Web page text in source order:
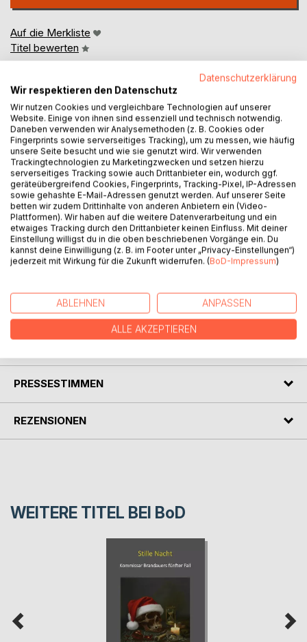
Auf die Merkliste
Titel bewerten
BESCHREIBUNG
Auf der Mülldeponie Niederlehme, östlich von Berlin, wird
die Leiche einer Frau gefunden. Schnell ist klar, dass sie
mit dem Hausmüll aus Bad Freienwalde dorthin gelangt sein
musste, womit der Fall auf dem Schreibtisch von
Kommissar Brandauer landet. Aber wie ist die Frau ums
Leben gekommen. Handelt es sich um einen tragischen
Serientäter um? Denn bereits drei Wochen zuvor fand man
in Berlin eine Leiche im Müll.
PRESSESTIMMEN
REZENSIONEN
WEITERE TITEL BEI BoD
Datenschutzerklärung
Wir respektieren den Datenschutz
Wir nutzen Cookies und vergleichbare Technologien auf unserer
Website. Einige von ihnen sind essenziell und technisch notwendig.
Daneben verwenden wir Analysemethoden (z. B. Cookies oder
Fingerprints sowie serverseitiges Tracking), um zu messen, wie häufig
unsere Seite besucht und wie sie genutzt wird. Wir verwenden
Trackingtechnologien zu Marketingzwecken und setzen hierzu
serverseitiges Tracking sowie auch Drittanbieter ein, wodurch ggf.
geräteübergreifend Cookies, Fingerprints, Tracking-Pixel, IP-Adressen
sowie gehashte E-Mail-Adressen genutzt werden. Auf unserer Seite
betten wir zudem Drittinhalte von anderen Anbietern ein (Video-
Plattformen). Wir haben auf die weitere Datenverarbeitung und ein
etwaiges Tracking durch den Drittanbieter keinen Einfluss. Mit deiner
Einstellung willigst du in die oben beschriebenen Vorgänge ein. Du
kannst deine Einwilligung (z. B. im Footer unter „Privacy-Einstellungen“)
jederzeit mit Wirkung für die Zukunft widerrufen. (BoD-Impressum)
ABLEHNEN ANPASSEN
ALLE AKZEPTIEREN